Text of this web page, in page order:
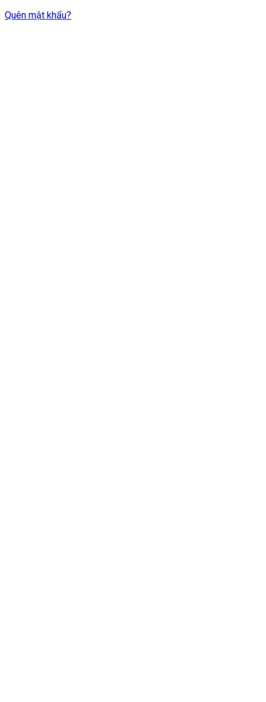
Quên mật khẩu?